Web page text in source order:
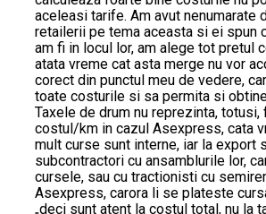
aceleasi tarife. Am avut nenumarate
retailerii pe tema aceasta si ei spun
am fi in locul lor, am alege tot pretul
atata vreme cat asta merge nu vor
corect din punctul meu de vedere,
toate costurile si sa permita si
Taxele de drum nu reprezinta,
costul/km in cazul Asexpress, cata
mult curse sunt interne, iar la export
subcontractori cu ansamblurile lor,
cursele, sau cu tractionisti cu
Asexpress, carora li se plateste
„deci sunt atent la costul total, nu la